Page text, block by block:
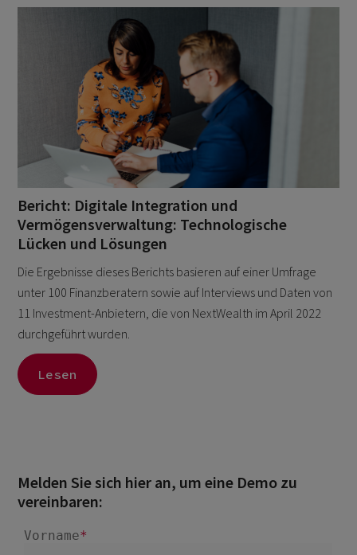
Bericht: Digitale Integration und
Vermögensverwaltung: Technologische
Lücken und Lösungen
Die Ergebnisse dieses Berichts basieren auf einer Umfrage
unter 100 Finanzberatern sowie auf Interviews und Daten von
11 Investment-Anbietern, die von NextWealth im April 2022
durchgeführt wurden.
Lesen
Melden Sie sich hier an, um eine Demo zu
vereinbaren: